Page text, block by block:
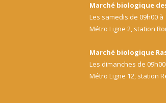
Marché biologique
Les samedis de 09h00 à
Métro Ligne 2, station
Marché biologique
Les dimanches de
Métro Ligne 12, station